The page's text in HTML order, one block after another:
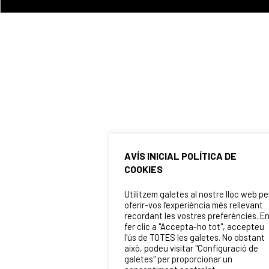
AVÍS INICIAL POLÍTICA DE
COOKIES
Utilitzem galetes al nostre lloc web
oferir-vos l’experiència més rellevant
recordant les vostres preferències. En
fer clic a "Accepta-ho tot", accepteu
l'ús de TOTES les galetes. No obstant
això, podeu visitar "Configuració de
galetes" per proporcionar un